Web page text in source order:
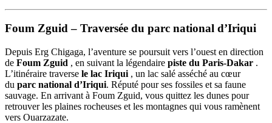
Foum Zguid – Traversée du parc national d’Iriqui
Depuis Erg Chigaga, l’aventure se poursuit vers l’ouest en direction
de Foum Zguid , en suivant la légendaire piste du Paris-Dakar .
L’itinéraire traverse le lac Iriqui , un lac salé asséché au cœur
du parc national d’Iriqui. Réputé pour ses fossiles et sa faune
sauvage. En arrivant à Foum Zguid, vous quittez les dunes pour
retrouver les plaines rocheuses et les montagnes qui vous ramènent
vers Ouarzazate.